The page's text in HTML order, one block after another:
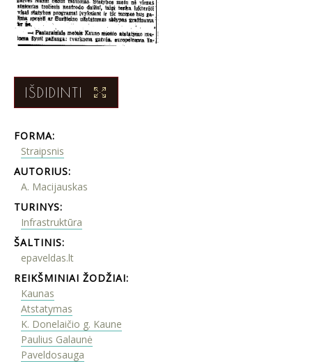
IŠDIDINTI
FORMA:
Straipsnis
AUTORIUS:
A. Macijauskas
TURINYS:
Infrastruktūra
ŠALTINIS:
epaveldas.lt
REIKŠMINIAI ŽODŽIAI:
Kaunas
Atstatymas
K. Donelaičio g. Kaune
Paulius Galaunė
Paveldosauga